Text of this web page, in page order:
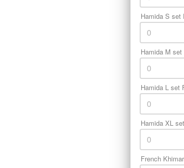
Hamida S set
Hamida M
Hamida L set
Hamida XL
French